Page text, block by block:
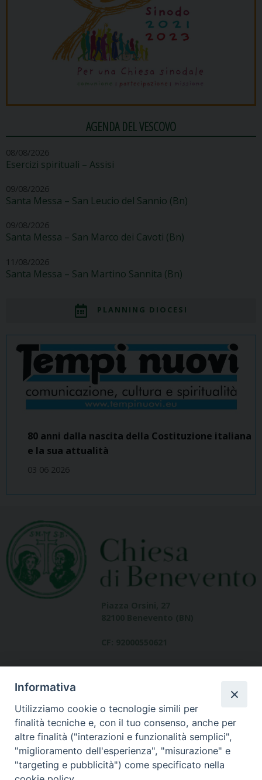
AGENDA DEL VESCOVO
08/08/2026
Esercizi spirituali – Assisi
09/08/2026
Santa Messa – San Leucio del Sannio (Bn)
09/08/2026
Santa Messa – San Marco dei Cavoti (Bn)
11/08/2026
Santa Messa – San Martino Sannita (Bn)
PLANNING DIOCESI
80 anni dalla nascita della Costituzione italiana
e la sua attualità
03 06 2026
Dove siamo
contatti
Informativa
Utilizziamo cookie o tecnologie simili per
finalità tecniche e, con il tuo consenso, anche per
altre finalità ("interazioni e funzionalità semplici",
"miglioramento dell'esperienza", "misurazione" e
"targeting e pubblicità") come specificato nella